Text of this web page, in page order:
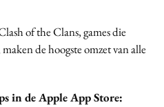
of the Clans, games die
de hoogste omzet van alle
in de Apple App Store: